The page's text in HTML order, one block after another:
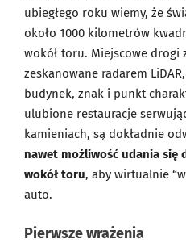
ubiegłego roku wiemy, że
około 1000 kilometrów
wokół toru. Miejscowe drogi
zeskanowane radarem
budynek, znak i punkt
ulubione restauracje
kamieniach, są dokładnie
nawet możliwość udania się
wokół toru, aby wirtualnie
auto.
Pierwsze wrażenia